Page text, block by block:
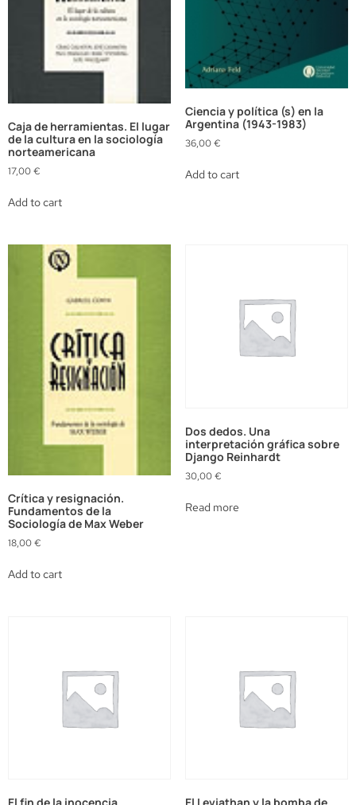
Caja de herramientas. El lugar
de la cultura en la sociología
norteamericana
17,00€
Add to cart
Ciencia y política (s) en la
Argentina (1943-1983)
36,00€
Add to cart
Crítica y resignación.
Fundamentos de la
Sociología de Max Weber
18,00€
Add to cart
Dos dedos. Una
interpretación gráfica sobre
Django Reinhardt
30,00€
Read more